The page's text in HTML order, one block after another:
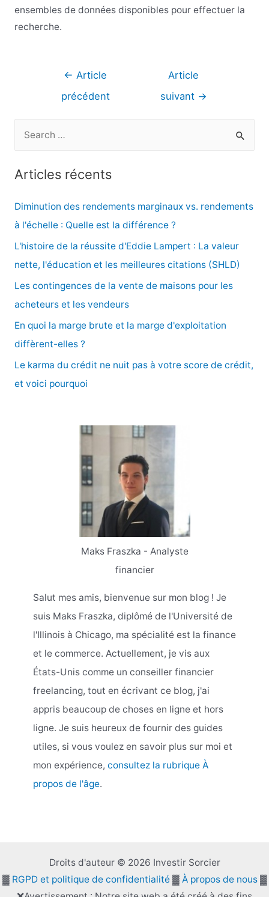
ensembles de données disponibles pour effectuer la
recherche.
Navigation
l’article
← Article
précédent
Article
suivant →
e
r
c
:
Articles récents
Diminution des rendements marginaux vs. rendements
à l'échelle : Quelle est la différence ?
L'histoire de la réussite d'Eddie Lampert : La valeur
nette, l'éducation et les meilleures citations (SHLD)
Les contingences de la vente de maisons pour les
acheteurs et les vendeurs
En quoi la marge brute et la marge d'exploitation
diffèrent-elles ?
Le karma du crédit ne nuit pas à votre score de crédit,
et voici pourquoi
Maks Fraszka - Analyste
financier
Salut mes amis, bienvenue sur mon blog ! Je
suis Maks Fraszka, diplômé de l'Université de
l'Illinois à Chicago, ma spécialité est la finance
et le commerce. Actuellement, je vis aux
États-Unis comme un conseiller financier
freelancing, tout en écrivant ce blog, j'ai
appris beaucoup de choses en ligne et hors
ligne. Je suis heureux de fournir des guides
utiles, si vous voulez en savoir plus sur moi et
mon expérience, consultez la rubrique À
propos de l'âge.
Droits d'auteur © 2026 Investir Sorcier
▓ RGPD et politique de confidentialité▓ À propos de nous▓